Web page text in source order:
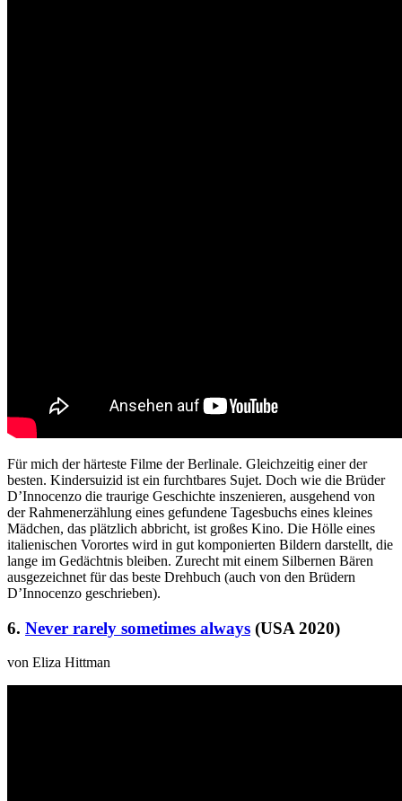
Für mich der härteste Filme der Berlinale. Gleichzeitig einer der
besten. Kindersuizid ist ein furchtbares Sujet. Doch wie die Brüder
D’Innocenzo die traurige Geschichte inszenieren, ausgehend von
der Rahmenerzählung eines gefundene Tagesbuchs eines kleines
Mädchen, das plätzlich abbricht, ist großes Kino. Die Hölle eines
italienischen Vorortes wird in gut komponierten Bildern darstellt, die
lange im Gedächtnis bleiben. Zurecht mit einem Silbernen Bären
ausgezeichnet für das beste Drehbuch (auch von den Brüdern
D’Innocenzo geschrieben).
6. Never rarely sometimes always (USA 2020)
von Eliza Hittman